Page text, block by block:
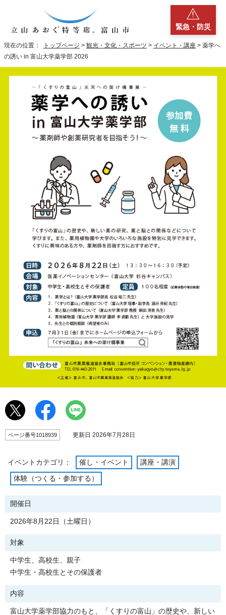
緊急・防災
現在の位置： トップページ > 観光・文化・スポーツ > イベント・講座 > 薬学へ
の誘い in 富山大学薬学部 2026
ページ番号1018939 更新日 2026年7月28日
イベントカテゴリ： 催し・イベント 講座・講演
体験（つくる・参加する）
開催日
2026年8月22日（土曜日）
対象
中学生、高校生、親子
中学生・高校生とその保護者
内容
富山大学薬学部協力のもと、「くすりの富山」の歴史や、新しい